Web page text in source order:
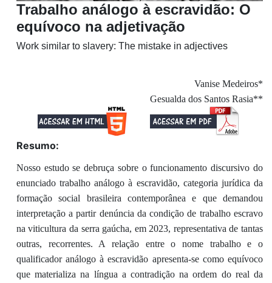
Trabalho análogo à escravidão: O
equívoco na adjetivação
Work similar to slavery: The mistake in adjectives
Vanise Medeiros*
Gesualda dos Santos Rasia**
Resumo:
Nosso estudo se debruça sobre o funcionamento discursivo do
enunciado trabalho análogo à escravidão, categoria jurídica da
formação social brasileira contemporânea e que demandou
interpretação a partir denúncia da condição de trabalho escravo
na viticultura da serra gaúcha, em 2023, representativa de tantas
outras, recorrentes. A relação entre o nome trabalho e o
qualificador análogo à escravidão apresenta-se como equívoco
que materializa na língua a contradição na ordem do real da